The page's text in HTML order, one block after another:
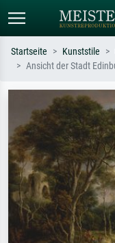
Suchen Sie nach Künstlern,
oder Stilen – z.B.
Sternennacht,
Hokusai, Akt.
Startseite Kunststile
Ansicht der Stadt